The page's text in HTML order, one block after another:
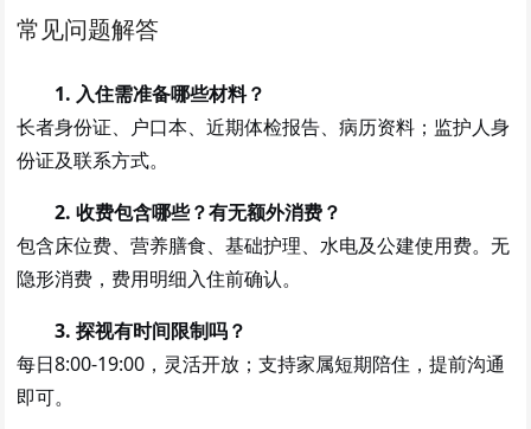
常见问题解答
1. 入住需准备哪些材料？
长者身份证、户口本、近期体检报告、病历资料；监护人身
份证及联系方式。
2. 收费包含哪些？有无额外消费？
包含床位费、营养膳食、基础护理、水电及公建使用费。无
隐形消费，费用明细入住前确认。
3. 探视有时间限制吗？
每日8:00-19:00，灵活开放；支持家属短期陪住，提前沟通
即可。